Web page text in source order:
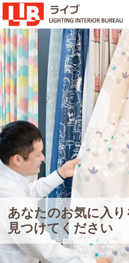
あなたのお気に入り
見つけてください